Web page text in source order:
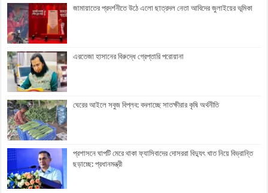
জামায়াতের প্রদর্শনীতে উঠে এলো ছাত্রদল নেতা আবিদের জুলাইয়ের ভূমিকা
এরতেজা হাসানের বিরুদ্ধে গ্রেপ্তারি পরোয়ানা
ঘেরের আইলে সবুজ বিপ্লব: বদলাচ্ছে সাতক্ষীরার কৃষি অর্থনীতি
প্রশাসনে ঘাপটি মেরে থাকা ফ্যাসিবাদের দোসররা বিদ্যুৎ খাত নিয়ে বিভ্রান্তি
ছড়াচ্ছে: প্রধানমন্ত্রী